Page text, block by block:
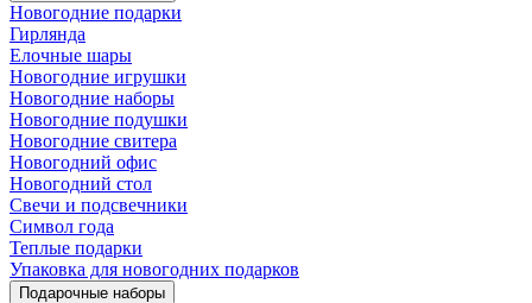
Новогодние подарки
Гирлянда
Елочные шары
Новогодние игрушки
Новогодние наборы
Новогодние подушки
Новогодние свитера
Новогодний офис
Новогодний стол
Свечи и подсвечники
Символ года
Теплые подарки
Упаковка для новогодних подарков
Подарочные наборы